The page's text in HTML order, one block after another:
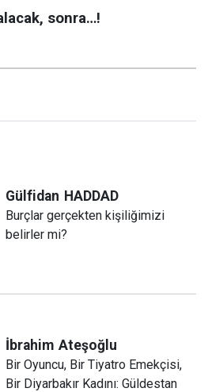
sonra…!
Gülfidan HADDAD
Burçlar gerçekten kişiliğimizi
belirler mi?
İbrahim Ateşoğlu
Bir Oyuncu, Bir Tiyatro Emekçisi,
Bir Diyarbakır Kadını: Güldestan